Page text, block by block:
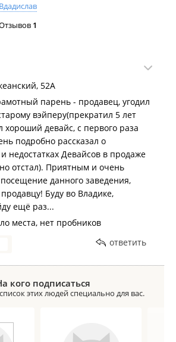
Вдадислав
1
52А
парень - продавец, угодил
вэйперу(прекратил 5 лет
хороший девайс, с первого раза
подробно рассказал о
недостатках Девайсов в продаже
отстал). Приятным и очень
данного заведения,
Буду во Владике,
ещё раз...
места, нет пробников
ответить
кого подписаться
этих людей специально для вас.